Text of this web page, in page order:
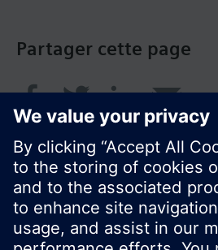
Partager cette page